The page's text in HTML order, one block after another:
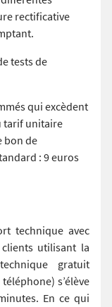
rectificative
tests de
qui excèdent
tarif unitaire
bon de
: 9 euros
technique avec
utilisant la
gratuit
s’élève
En ce qui